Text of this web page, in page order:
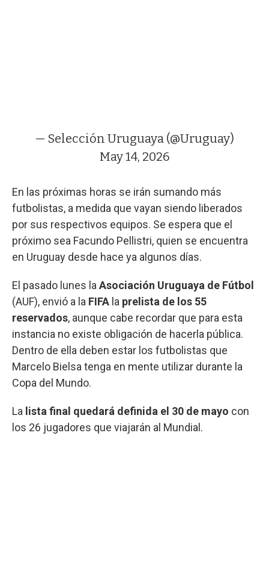
— Selección Uruguaya (@Uruguay)
May 14, 2026
En las próximas horas se irán sumando más
futbolistas, a medida que vayan siendo liberados
por sus respectivos equipos. Se espera que el
próximo sea Facundo Pellistri, quien se encuentra
en Uruguay desde hace ya algunos días.
El pasado lunes la Asociación Uruguaya de Fútbol
(AUF), envió a la FIFA la prelista de los 55
reservados, aunque cabe recordar que para esta
instancia no existe obligación de hacerla pública.
Dentro de ella deben estar los futbolistas que
Marcelo Bielsa tenga en mente utilizar durante la
Copa del Mundo.
La lista final quedará definida el 30 de mayo con
los 26 jugadores que viajarán al Mundial.